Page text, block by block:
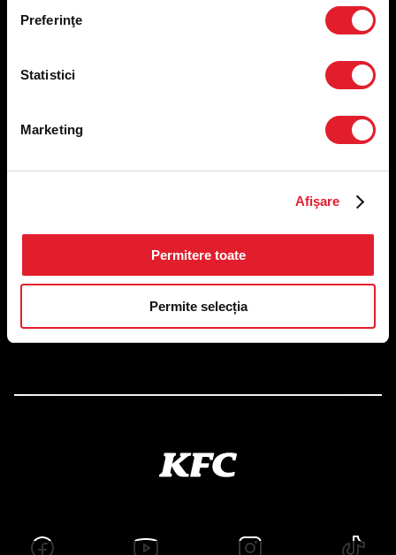
Preferinţe
Statistici
Marketing
Afişare
Permitere toate
Permite selecția
Condiții de desfășurare „Descarcă KFC APP”
Restaurante
CAMERA 5, Etaj 2
Autorizații și avize